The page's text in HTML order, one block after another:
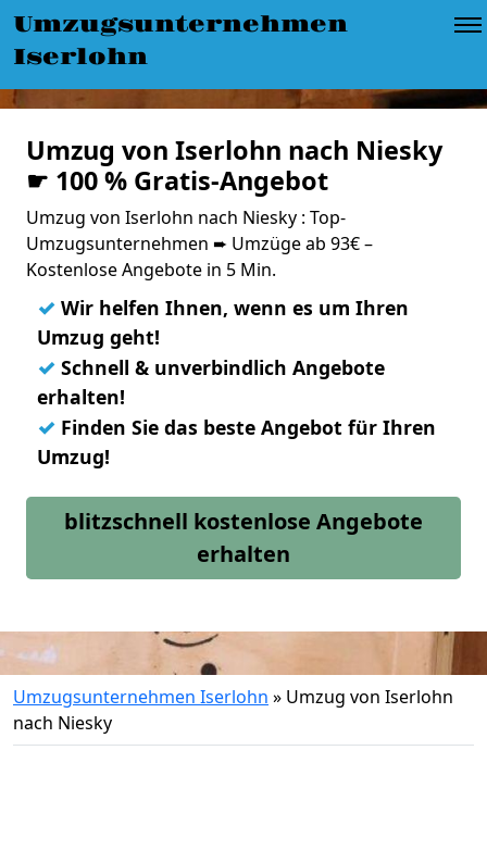
Umzugsunternehmen
Iserlohn
Umzug von Iserlohn nach Niesky
☛ 100 % Gratis-Angebot
Umzug von Iserlohn nach Niesky : Top-
Umzugsunternehmen ➨ Umzüge ab 93€ –
Kostenlose Angebote in 5 Min.
✓ Wir helfen Ihnen, wenn es um Ihren
Umzug geht!
✓ Schnell & unverbindlich Angebote
erhalten!
✓ Finden Sie das beste Angebot für Ihren
Umzug!
blitzschnell kostenlose Angebote
erhalten
Umzugsunternehmen Iserlohn » Umzug von Iserlohn
nach Niesky